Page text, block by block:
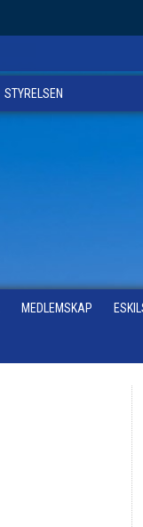
STYRELSEN
MEDLEMSKAP